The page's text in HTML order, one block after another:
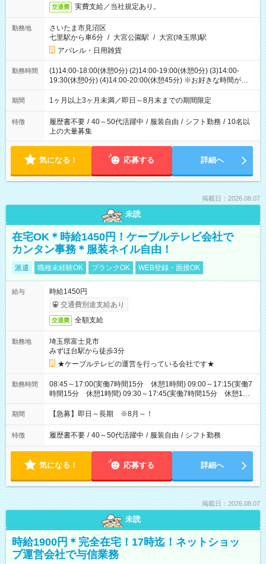
交通費 実費支給／当社規定あり。
勤務地
さいたま市見沼区
七里駅から車6分 / 大宮公園駅 / 大宮(埼玉県)駅
アパレル・日用雑貨
勤務時間
(1)14:00-18:00(休憩0分) (2)14:00-19:00(休憩0分) (3)14:00-
19:30(休憩0分) (4)14:00-20:00(休憩45分) ※お好きな時間が選べ
ます
期間 1ヶ月以上3ヶ月未満／即日～8月末までの期間限定
特徴 履歴書不要 / 40～50代活躍中 / 服装自由 / シフト勤務 / 10名以
上の大量募集
気になる！ 応募する 詳細へ
掲載日：2026.08.07
未読
在宅OK＊時給1450円！ケーブルテレビ会社で
カンタン事務＊服装ネイル自由！
派遣 職種未経験OK ブランクOK WEB登録・面接OK
給与
時給1450円
交通費別途支給あり
交通費 全額支給
勤務地
埼玉県富士見市
みずほ台駅から徒歩3分
★ケーブルテレビの運営を行っている会社です★
勤務時間
08:45～17:00(実働7時間15分 休憩1時間) 09:00～17:15(実働7
時間15分 休憩1時間) 09:30～17:45(実働7時間15分 休憩1時
間) ※11:45～20:00：週1回程度遅番あります(在宅勤務OK) ※配
属チームにより
期間 【急募】即日～長期 ※8月～！
特徴 履歴書不要 / 40～50代活躍中 / 服装自由 / シフト勤務
気になる！ 応募する 詳細へ
掲載日：2026.08.07
未読
時給1900円＊完全在宅！17時迄！ネットショッ
プ運営会社で与信業務